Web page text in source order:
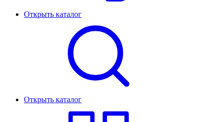
Открыть каталог
Открыть каталог